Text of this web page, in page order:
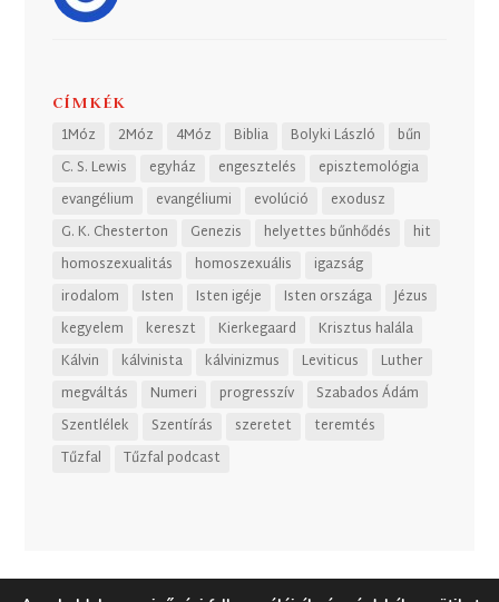
CÍMKÉK
1Móz 2Móz 4Móz Biblia Bolyki László
bűn
C. S. Lewis
egyház engesztelés
episztemológia
evangélium
evangéliumi evolúció
exodusz
G. K. Chesterton
Genezis helyettes bűnhődés
hit
homoszexualitás
homoszexuális
igazság
irodalom
Isten Isten igéje Isten országa
Jézus
kegyelem
kereszt Kierkegaard
Krisztus halála
Kálvin
kálvinista kálvinizmus Leviticus
Luther
megváltás
Numeri progresszív
Szabados Ádám
Szentlélek
Szentírás szeretet
teremtés
Tűzfal
Tűzfal podcast